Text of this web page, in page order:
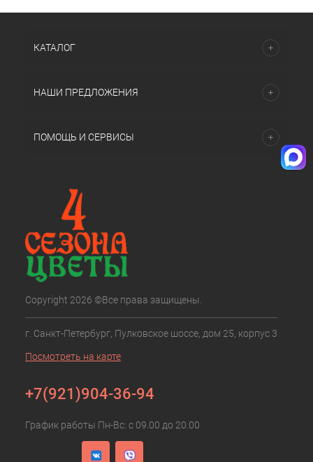
КАТАЛОГ
НАШИ ПРЕДЛОЖЕНИЯ
ПОМОЩЬ И СЕРВИСЫ
Copyright 2026 ©Все права защищены.
г. Санкт-Петербург, Пулковское шоссе, дом 25, корпус 3
Посмотреть на карте
+7(921)904-36-94
График работы Пн-Вс: с 09.00 до 20.00